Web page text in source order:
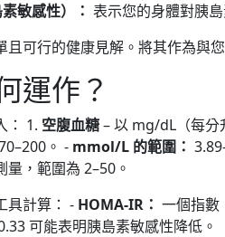
素敏感性）： 表示您的身體對胰
且可行的健康見解。將其作為與
運作？
： 1. 空腹血糖– 以 mg/dL（每分
。 - mmol/L 的範圍：
，範圍為 2–50。
具計算： - HOMA-IR： 一個指數
可能表明胰島素敏感性降低。